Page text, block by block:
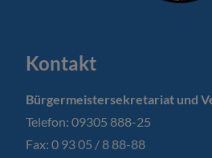
Kontakt
Bürgermeistersekretariat und
Telefon: 09305 888-25
Fax: 0 93 05 / 8 88-88